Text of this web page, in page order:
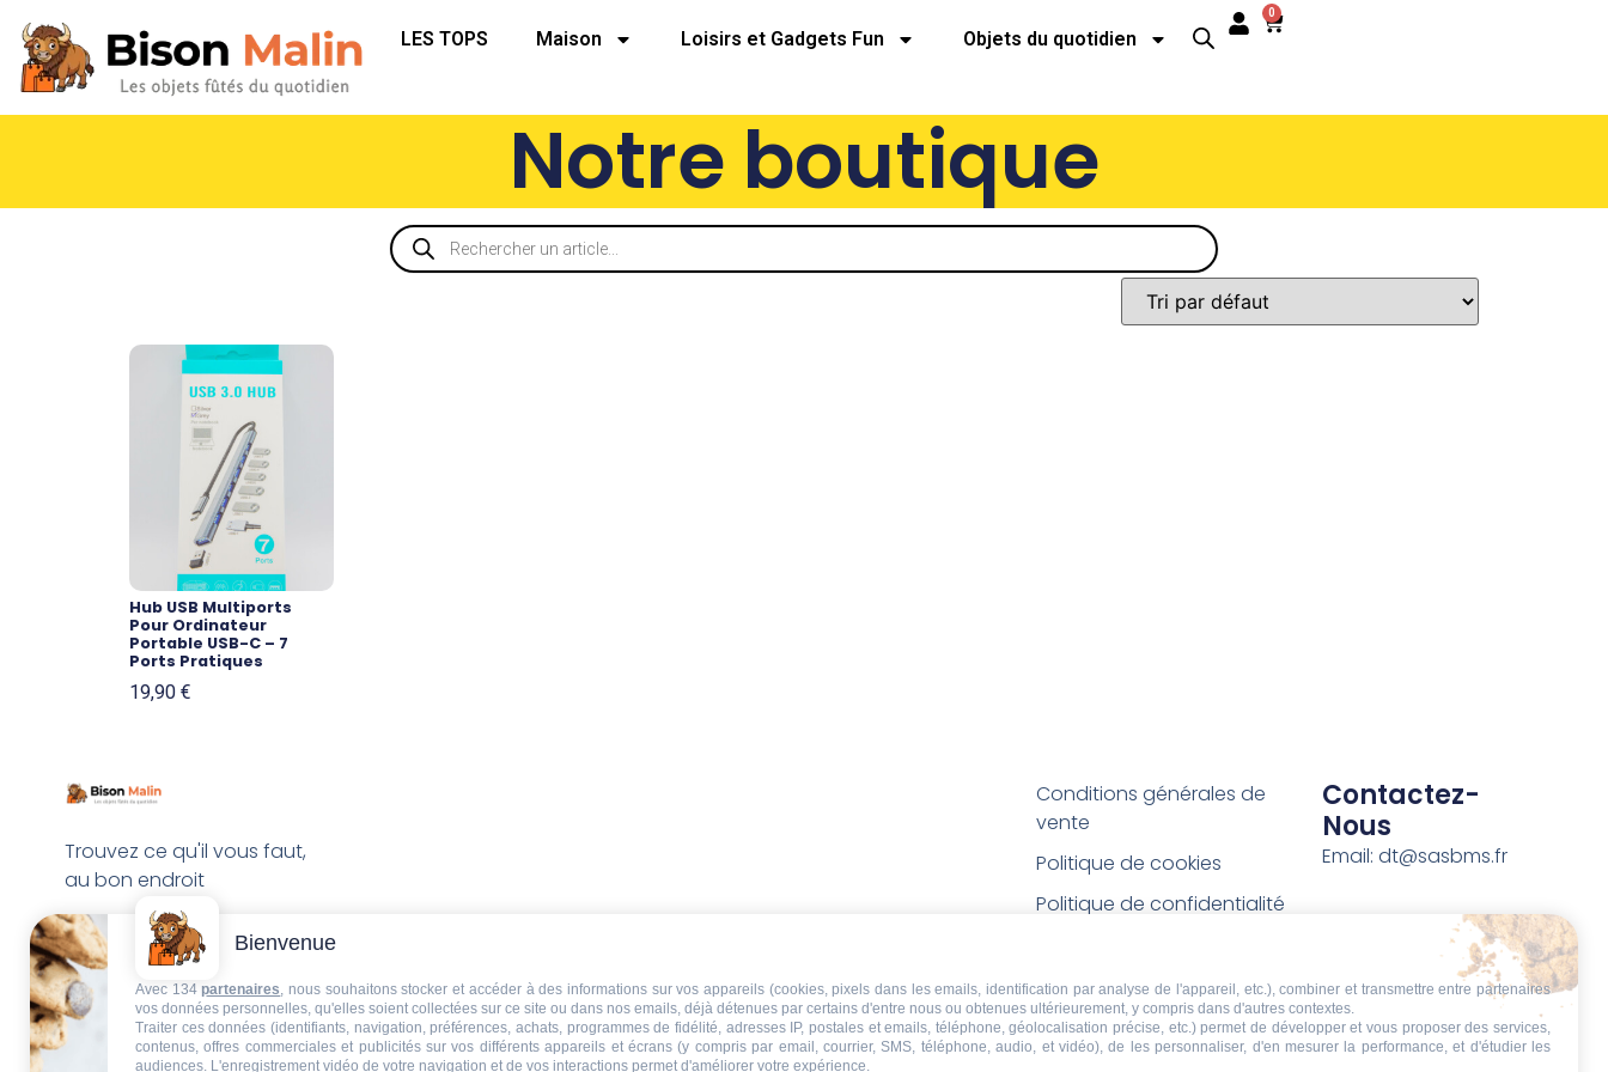
LES TOPS Maison Loisirs et Gadgets Fun Objets du quotidien
0
Notre boutique
Hub USB Multiports
Pour Ordinateur
Portable USB-C – 7
Ports Pratiques
19,90 €
Trouvez ce qu'il vous faut,
au bon endroit
Conditions générales de
vente
Politique de cookies
Politique de confidentialité
Conditions de retour et de
remboursement
Droit de rétractation
Contactez-
Nous
Email: dt@sasbms.fr
Bienvenue
Avec 134 partenaires, nous souhaitons stocker et accéder à des informations sur vos appareils (cookies, pixels dans les emails, identification par analyse de l'appareil, etc.), combiner et transmettre entre partenaires
vos données personnelles, qu'elles soient collectées sur ce site ou dans nos emails, déjà détenues par certains d'entre nous ou obtenues ultérieurement, y compris dans d'autres contextes.
Traiter ces données (identifiants, navigation, préférences, achats, programmes de fidélité, adresses IP, postales et emails, téléphone, géolocalisation précise, etc.) permet de développer et vous proposer des services,
contenus, offres commerciales et publicités sur vos différents appareils et écrans (y compris par email, courrier, SMS, téléphone, audio, et vidéo), de les personnaliser, d'en mesurer la performance, et d'étudier les
audiences. L'enregistrement vidéo de votre navigation et de vos interactions permet d'améliorer votre expérience.